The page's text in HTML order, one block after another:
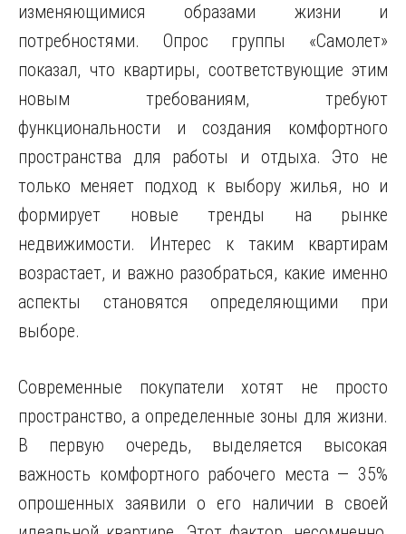
изменяющимися образами жизни и
потребностями. Опрос группы «Самолет»
показал, что квартиры, соответствующие этим
новым требованиям, требуют
функциональности и создания комфортного
пространства для работы и отдыха. Это не
только меняет подход к выбору жилья, но и
формирует новые тренды на рынке
недвижимости. Интерес к таким квартирам
возрастает, и важно разобраться, какие именно
аспекты становятся определяющими при
выборе.
Современные покупатели хотят не просто
пространство, а определенные зоны для жизни.
В первую очередь, выделяется высокая
важность комфортного рабочего места — 35%
опрошенных заявили о его наличии в своей